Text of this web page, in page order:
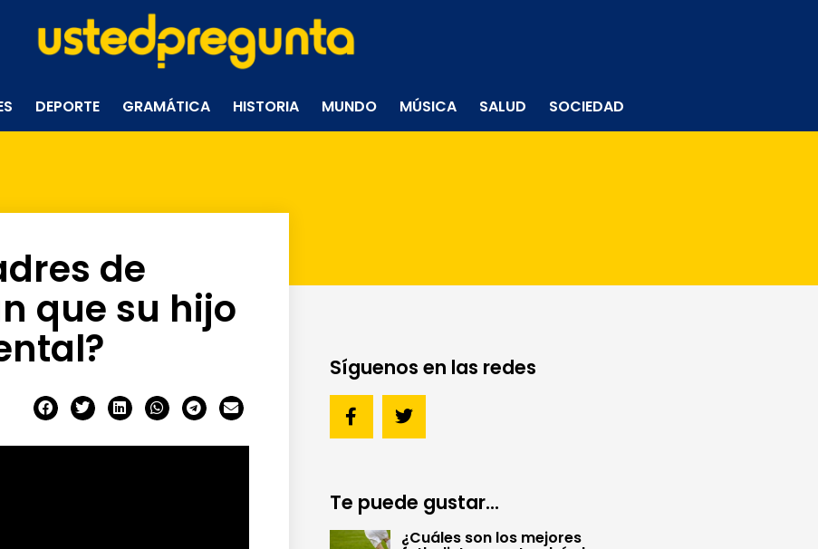
DEPORTE GRAMÁTICA HISTORIA MUNDO MÚSICA SALUD SOCIEDAD
de
que su hijo
Síguenos en las redes
Te puede gustar...
¿Cuáles son los mejores